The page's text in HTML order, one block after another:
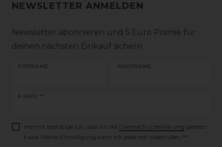
NEWSLETTER ANMELDEN
Newsletter abonnieren und 5 Euro Prämie für
deinen nächsten Einkauf sichern
VORNAME NACHNAME
E-MAIL **
Newsletter
Hiermit bestätige ich, dass ich die Daten­schutz­erklärung gelesen
habe. Meine Einwilligung kann ich jederzeit widerrufen.**